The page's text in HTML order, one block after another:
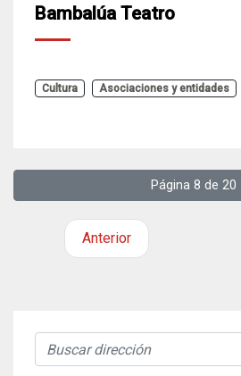
Bambalúa Teatro
Cultura Asociaciones y entidades
Página 8 de 20
Anterior